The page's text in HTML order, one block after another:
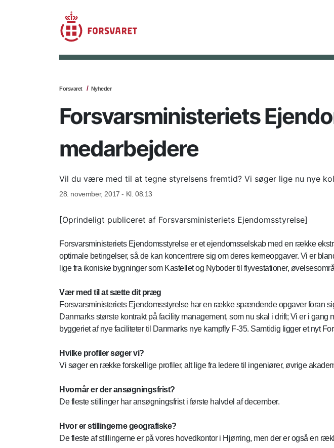
Forsvaret Nyheder
Forsvarsministeriets
medarbejdere
Vil du være med til at tegne styrelsens fremtid? Vi søger lige nu nye
28. november, 2017 - Kl. 08.13
[Oprindeligt publiceret af Forsvarsministeriets Ejendomsstyrelse]
Forsvarsministeriets Ejendomsstyrelse er et ejendomsselskab med en række
optimale betingelser, så de kan koncentrere sig om deres kerneopgaver. Vi er
lige fra ikoniske bygninger som Kastellet og Nyboder til flyvestationer,
Vær med til at sætte dit præg
Forsvarsministeriets Ejendomsstyrelse har en række spændende opgaver foran
Danmarks største kontrakt på facility management, som nu skal i drift; Vi er i
byggeriet af nye faciliteter til Danmarks nye kampfly F-35. Samtidig ligger et nyt
Hvilke profiler søger vi?
Vi søger en række forskellige profiler, alt lige fra ledere til ingeniører, øvrige
Hvornår er der ansøgningsfrist?
De fleste stillinger har ansøgningsfrist i første halvdel af december.
Hvor er stillingerne geografiske?
De fleste af stillingerne er på vores hovedkontor i Hjørring, men der er også en